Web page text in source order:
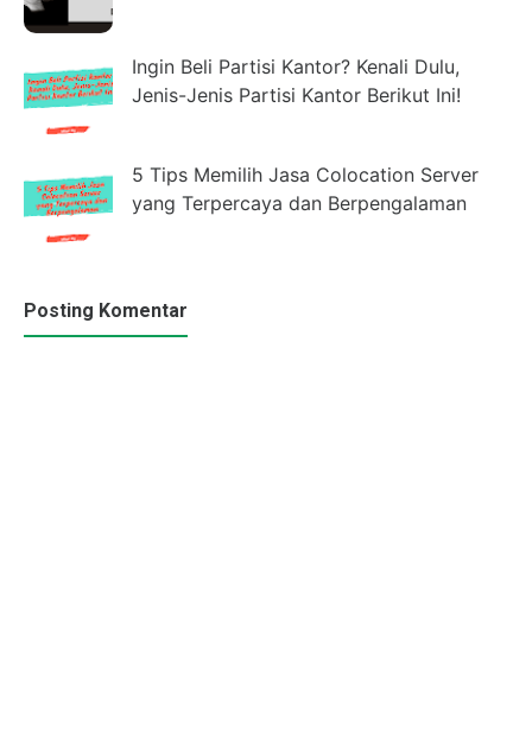
Ingin Beli Partisi Kantor? Kenali Dulu,
Jenis-Jenis Partisi Kantor Berikut Ini!
5 Tips Memilih Jasa Colocation Server
yang Terpercaya dan Berpengalaman
Posting Komentar